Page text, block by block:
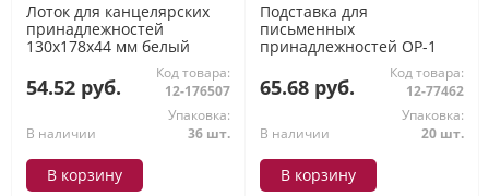
Лоток для канцелярских
принадлежностей
130х178х44 мм белый
54.52 руб.
Код товара:
12-176507
В наличии
Упаковка:
36 шт.
В корзину
Подставка для
письменных
принадлежностей ОР-1
65.68 руб.
Код товара:
12-77462
В наличии
Упаковка:
20 шт.
В корзину